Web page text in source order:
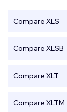
Compare XLS
Compare XLSB
Compare XLT
Compare XLTM